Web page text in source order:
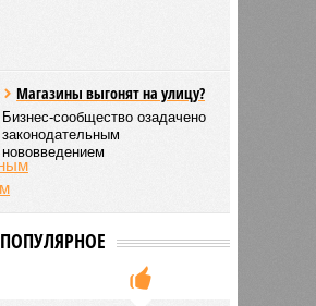
Магазины выгонят на улицу?
Бизнес-сообщество озадачено
законодательным
нововведением
ПОПУЛЯРНОЕ